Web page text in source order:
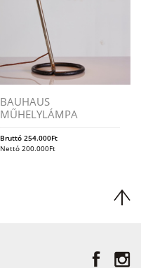
BAUHAUS
MŰHELYLÁMPA
Bruttó254.000Ft
Nettó200.000Ft